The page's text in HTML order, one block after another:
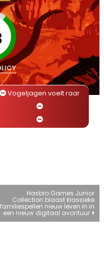
Vogeljagen voelt raar
Hasbro Games Junior
Collection blaast klassieke
familiespellen nieuw leven in in
een nieuw digitaal avontuur